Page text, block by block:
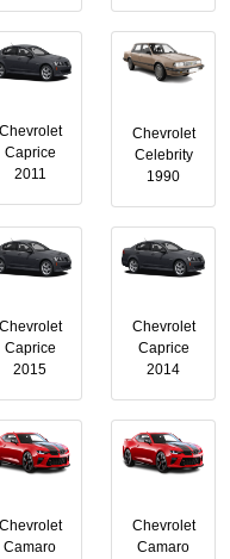
Chevrolet
Celebrity
1990
Chevrolet
Caprice
2011
Chevrolet
Caprice
2014
Chevrolet
Caprice
2015
Chevrolet
Camaro
Chevrolet
Camaro